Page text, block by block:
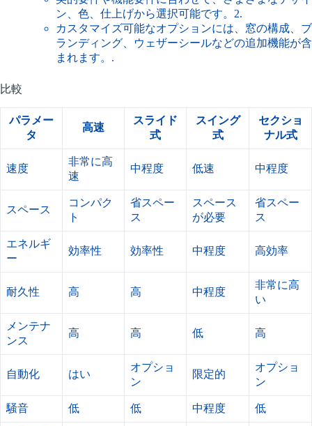
ン、色、仕上げから選択可能です。 2.
カスタマイズ可能なオプションには、窓の構成、ブ
ランディング、ウェザーシールなどの追加機能が含
まれます。.
比較
パラメー
タ
高速
スライド
式
スイング
式
セクショ
ナル式
速度
非常に高
速
中程度 低速 中程度
スペース
コンパク
ト
省スペー
ス
スペース
が必要
省スペー
ス
エネルギ
ー
効率性 効率性 中程度 高効率
耐久性 高 高 中程度
非常に高
い
メンテナ
ンス
高 高 低 高
自動化 はい
オプショ
ン
限定的
オプショ
ン
騒音 低 低 中程度 低